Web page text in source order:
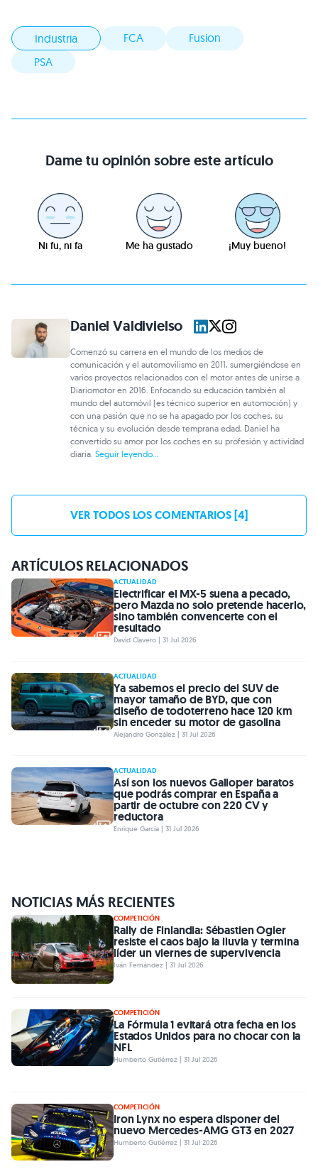
Industria FCA
Fusion
PSA
Dame tu opinión sobre este artículo
Ni fu, ni fa Me ha gustado ¡Muy bueno!
Daniel Valdivielso
Comenzó su carrera en el mundo de los medios de
comunicación y el automovilismo en 2011, sumergiéndose en
varios proyectos relacionados con el motor antes de unirse a
Diariomotor en 2016. Enfocando su educación también al
mundo del automóvil (es técnico superior en automoción) y
con una pasión que no se ha apagado por los coches, su
técnica y su evolución desde temprana edad, Daniel ha
convertido su amor por los coches en su profesión y actividad
diaria.Seguir leyendo...
VER TODOS LOS COMENTARIOS [4]
ARTÍCULOS RELACIONADOS
ACTUALIDAD
Electrificar el MX-5 suena a pecado,
pero Mazda no solo pretende hacerlo,
sino también convencerte con el
resultado
David Clavero | 31 Jul 2026
ACTUALIDAD
Ya sabemos el precio del SUV de
mayor tamaño de BYD, que con
diseño de todoterreno hace 120 km
sin enceder su motor de gasolina
Alejandro González | 31 Jul 2026
ACTUALIDAD
Así son los nuevos Galloper baratos
que podrás comprar en España a
partir de octubre con 220 CV y
reductora
Enrique García | 31 Jul 2026
NOTICIAS MÁS RECIENTES
COMPETICIÓN
Rally de Finlandia: Sébastien Ogier
resiste el caos bajo la lluvia y termina
líder un viernes de supervivencia
Iván Fernández | 31 Jul 2026
COMPETICIÓN
La Fórmula 1 evitará otra fecha en los
Estados Unidos para no chocar con la
NFL
Humberto Gutiérrez | 31 Jul 2026
COMPETICIÓN
Iron Lynx no espera disponer del
nuevo Mercedes-AMG GT3 en 2027
Humberto Gutiérrez | 31 Jul 2026